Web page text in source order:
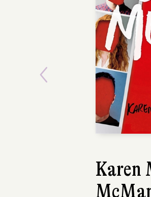
Karen
Previous